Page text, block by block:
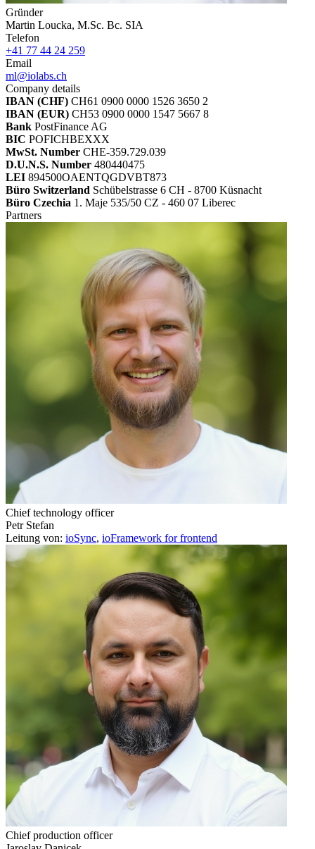
Gründer
Martin Loucka, M.Sc. Bc. SIA
Telefon
+41 77 44 24 259
Email
ml@iolabs.ch
Company details
IBAN (CHF) CH61 0900 0000 1526 3650 2
IBAN (EUR) CH53 0900 0000 1547 5667 8
Bank PostFinance AG
BIC POFICHBEXXX
MwSt. Number CHE-359.729.039
D.U.N.S. Number 480440475
LEI 894500OAENTQGDVBT873
Büro Switzerland Schübelstrasse 6 CH - 8700 Küsnacht
Büro Czechia 1. Maje 535/50 CZ - 460 07 Liberec
Partners
Chief technology officer
Petr Stefan
Leitung von: ioSync, ioFramework for frontend
Chief production officer